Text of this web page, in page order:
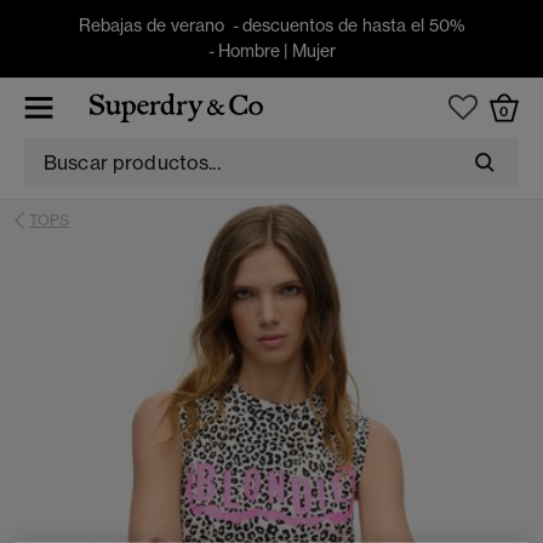
Rebajas de verano - descuentos de hasta el 50%
- Hombre| Mujer
0
TOPS